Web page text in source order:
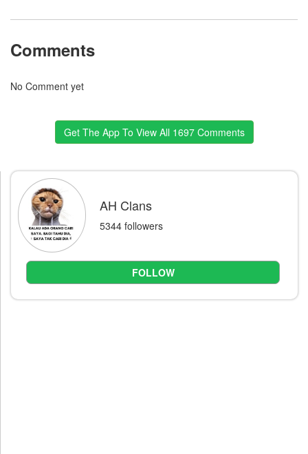
Comments
No Comment yet
Get The App To View All 1697 Comments
AH Clans
5344 followers
FOLLOW